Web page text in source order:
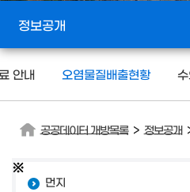
정보공개
안내 오염물질배출현황
공공데이터 개방목록 > 정보공개
먼지